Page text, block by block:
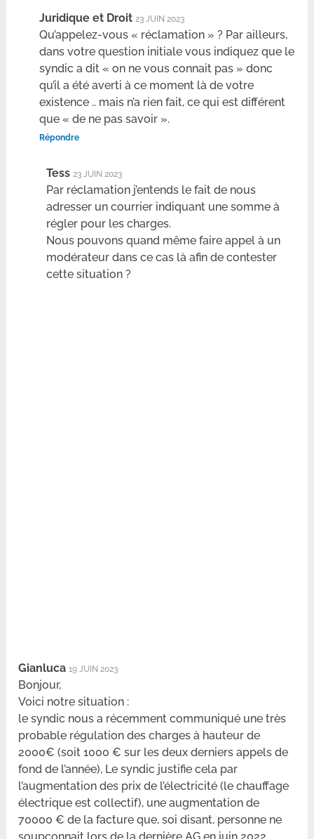
Juridique et Droit 23 JUIN 2023
Qu’appelez-vous « réclamation » ? Par ailleurs,
dans votre question initiale vous indiquez que le
syndic a dit « on ne vous connait pas » donc
qu’il a été averti à ce moment là de votre
existence .. mais n’a rien fait, ce qui est différent
que « de ne pas savoir ».
Répondre
Tess 23 JUIN 2023
Par réclamation j’entends le fait de nous
adresser un courrier indiquant une somme à
régler pour les charges.
Nous pouvons quand même faire appel à un
modérateur dans ce cas là afin de contester
cette situation ?
Gianluca 19 JUIN 2023
Bonjour,
Voici notre situation :
le syndic nous a récemment communiqué une très
probable régulation des charges à hauteur de
2000€ (soit 1000 € sur les deux derniers appels de
fond de l’année), Le syndic justifie cela par
l’augmentation des prix de l’électricité (le chauffage
électrique est collectif), une augmentation de
70000 € de la facture que, soi disant, personne ne